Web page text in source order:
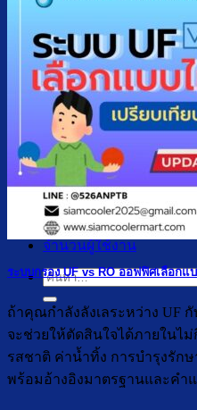
ตู้กดน้ำเย็น น้
ตู้กดน้ำเย็น น้
ตู้กดน้ำเย็น
ตู้กดน้ำเย็น มื
บริการ
ล้างตู้กดน้ำเย็น
เปลี่ยนไส้กรองน้ำ
ผลงานของเรา
บทความ
เกี่ยวกับเรา
ติดต่อเรา
จำนวนผู้ใช้งาน
ค้นหา:
ระบบกรอง UF vs RO ออฟฟิศเลือก
ถ้าคุณกำลังลังเลระหว่าง UF
จะช่วยให้ตัดสินใจได้ภายในไม่
รสชาติ ค่าน้ำทิ้ง การบำรุงรัก
พร้อมอ้างอิงมาตรฐานและคำ